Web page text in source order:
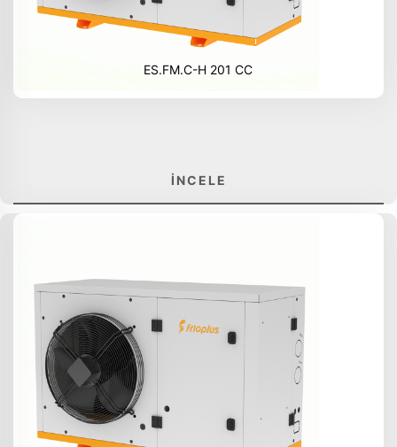
ES.FM.C-H 201 CC
İNCELE